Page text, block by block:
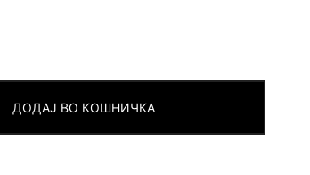
ДОДАЈ ВО КОШНИЧКА